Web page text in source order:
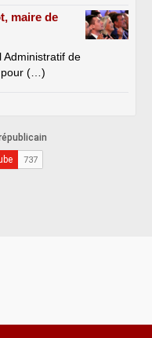
maire de
Administratif de
pour (…)